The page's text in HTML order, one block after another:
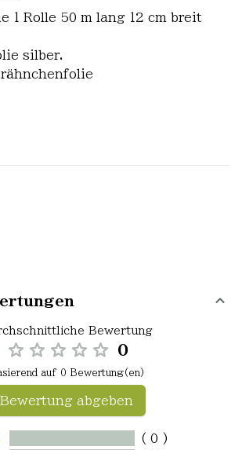
1 Rolle 50 m lang 12 cm breit
silber.
Bewertung
0
auf 0 Bewertung(en)
Bewertung abgeben
( 0 )